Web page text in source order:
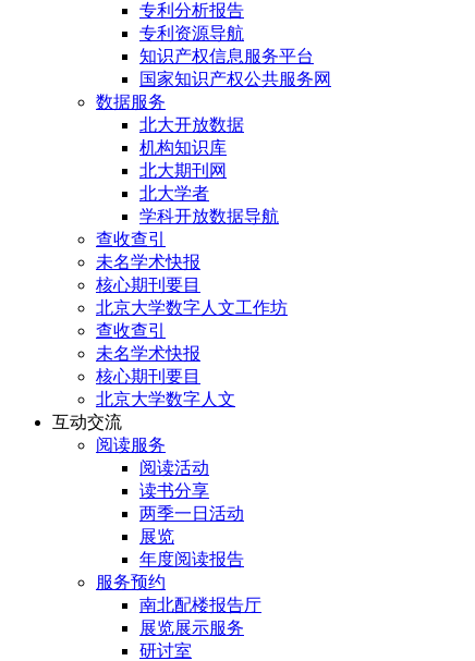
专利分析报告
专利资源导航
知识产权信息服务平台
国家知识产权公共服务网
数据服务
北大开放数据
机构知识库
北大期刊网
北大学者
学科开放数据导航
查收查引
未名学术快报
核心期刊要目
北京大学数字人文工作坊
查收查引
未名学术快报
核心期刊要目
北京大学数字人文
互动交流
阅读服务
阅读活动
读书分享
两季一日活动
展览
年度阅读报告
服务预约
南北配楼报告厅
展览展示服务
研讨室